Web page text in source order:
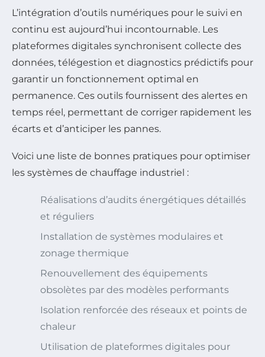
L’intégration d’outils numériques pour le suivi en
continu est aujourd’hui incontournable. Les
plateformes digitales synchronisent collecte des
données, télégestion et diagnostics prédictifs pour
garantir un fonctionnement optimal en
permanence. Ces outils fournissent des alertes en
temps réel, permettant de corriger rapidement les
écarts et d’anticiper les pannes.
Voici une liste de bonnes pratiques pour optimiser
les systèmes de chauffage industriel :
Réalisations d’audits énergétiques détaillés
et réguliers
Installation de systèmes modulaires et
zonage thermique
Renouvellement des équipements
obsolètes par des modèles performants
Isolation renforcée des réseaux et points de
chaleur
Utilisation de plateformes digitales pour